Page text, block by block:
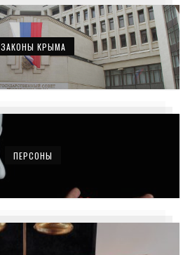
ЗАКОНЫ КРЫМА
ПЕРСОНЫ